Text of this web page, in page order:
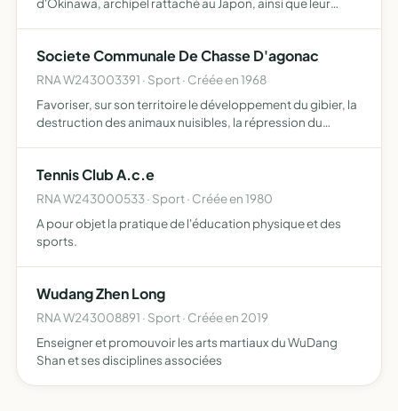
d'Okinawa, archipel rattaché au Japon, ainsi que leur
pr…
Societe Communale De Chasse D'agonac
RNA W243003391 · Sport · Créée en 1968
Favoriser, sur son territoire le développement du gibier, la
destruction des animaux nuisibles, la répression du
Tennis Club A.c.e
RNA W243000533 · Sport · Créée en 1980
A pour objet la pratique de l'éducation physique et des
sports.
Wudang Zhen Long
RNA W243008891 · Sport · Créée en 2019
Enseigner et promouvoir les arts martiaux du WuDang
Shan et ses disciplines associées